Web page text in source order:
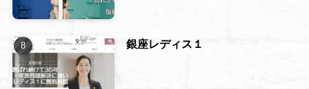
銀座レディス１